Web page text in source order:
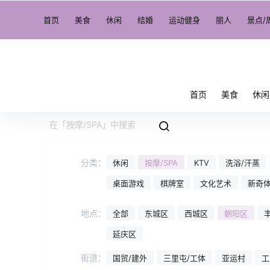
首页 美食 休闲 结婚 运动健身 丽人 景点/
首页 美食 休闲
分类： 休闲 按摩/SPA KTV 洗浴/汗蒸
桌面游戏 棋牌室 文化艺术 新奇
地点： 全部 东城区 西城区 朝阳区
延庆区
街道： 国贸/建外 三里屯/工体 亚运村